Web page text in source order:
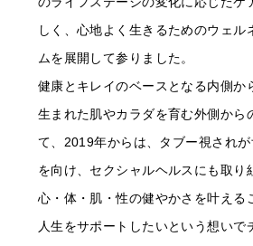
しく、心地よく生きるためのウェル
ムを展開して参りました。
健康とキレイのベースとなる内側か
生まれた肌やカラダを育む外側から
て、2019年からは、タブー視されが
を向け、セクシャルヘルスにも取り
心・体・肌・性の健やかさを叶える
人生をサポートしたいという想いで